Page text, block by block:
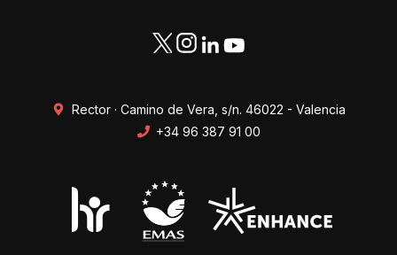
Rector · Camino de Vera, s/n. 46022 - Valencia
+34 96 387 91 00